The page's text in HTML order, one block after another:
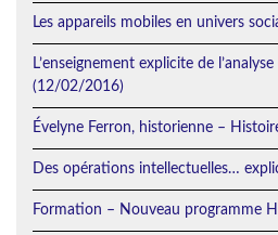
Les appareils mobiles en univers
L’enseignement explicite de
(12/02/2016)
Évelyne Ferron, historienne –
Des opérations intellectuelles…
Formation – Nouveau programme